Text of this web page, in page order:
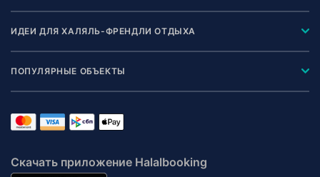
ИДЕИ ДЛЯ ХАЛЯЛЬ-ФРЕНДЛИ ОТДЫХА
ПОПУЛЯРНЫЕ ОБЪЕКТЫ
Скачать приложение Halalbooking